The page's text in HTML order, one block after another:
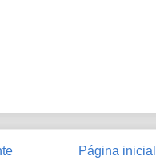
Página inicial